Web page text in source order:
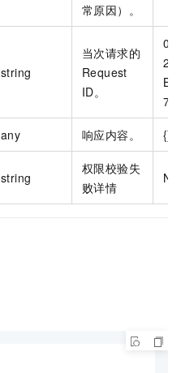
常原因）。
string
当次请求的
Request
ID。
any 响应内容。 {}
string
权限校验失
败详情